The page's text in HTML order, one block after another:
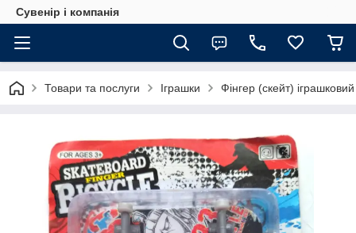
Сувенір і компанія
Товари та послуги Іграшки Фінгер (скейт) іграшковий